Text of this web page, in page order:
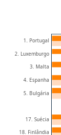
1. Portugal
2. Luxemburgo
3. Malta
4. Espanha
5. Bulgária
17. Suécia
18. Finlândia